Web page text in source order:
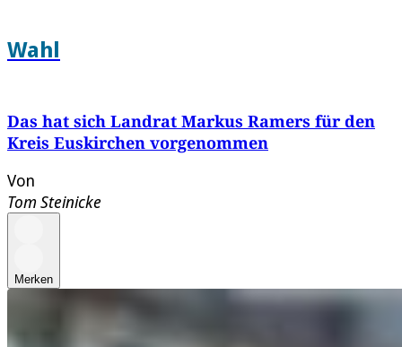
Wahl
Das hat sich Landrat Markus Ramers für den
Kreis Euskirchen vorgenommen
Von
Tom Steinicke
Merken